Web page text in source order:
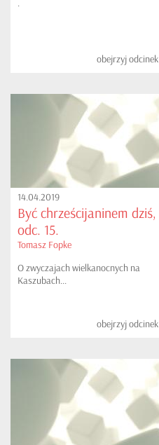
.
obejrzyj odcinek
14.04.2019
Być chrześcijaninem dziś,
odc. 15.
Tomasz Fopke
O zwyczajach wielkanocnych na
Kaszubach...
obejrzyj odcinek